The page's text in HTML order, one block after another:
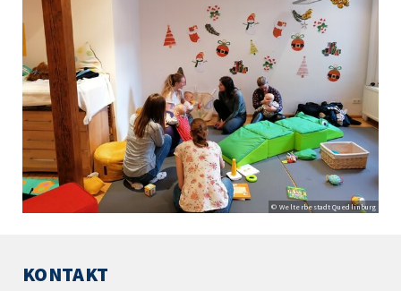
© Welterbestadt Quedlinburg
KONTAKT